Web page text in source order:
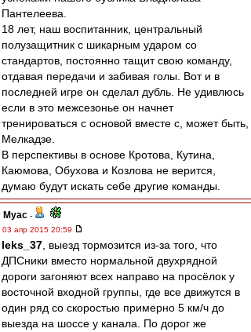
Пантелеева.
18 лет, наш воспитанник, центральный
полузащитник с шикарным ударом со
стандартов, постоянно тащит свою команду,
отдавая передачи и забивая голы. Вот и в
последней игре он сделал дубль. Не удивлюсь
если в это межсезонье он начнет
тренироваться с основой вместе с, может быть,
Мелкадзе.
В перспективы в основе Кротова, Кутина,
Каюмова, Обухова и Козлова не верится,
думаю будут искать себе другие команды.
Myac -
03 апр 2015 20:59
leks_37 , выезд тормозится из-за того, что
ДПСники вместо нормальной двухрядной
дороги загоняют всех направо на просёлок у
восточной входной группы, где все движутся в
один ряд со скоростью примерно 5 км/ч до
выезда на шоссе у канала. По дорог же